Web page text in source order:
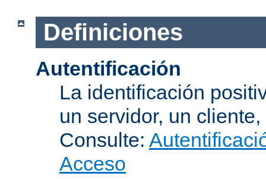
Definiciones
Autentificación
La identificación
un servidor, un
Consulte:
Acceso